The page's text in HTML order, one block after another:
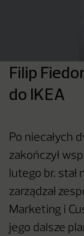
Filip
do IKEA
Po niecałych
zakończył
lutego br. stał
zarządzał
Marketing i
jego dalsze